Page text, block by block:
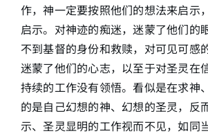
作，神一定要按照他们的想法来启示
启示。对神迹的痴迷，迷蒙了他们的
不到基督的身份和救赎，对可见可感
迷蒙了他们的心志，以至于对圣灵在
持续的工作没有领悟。看似是在求神
的是自己幻想的神、幻想的圣灵，反
示、圣灵显明的工作视而不见，如同